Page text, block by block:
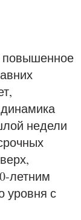
недели
летним
уровня с